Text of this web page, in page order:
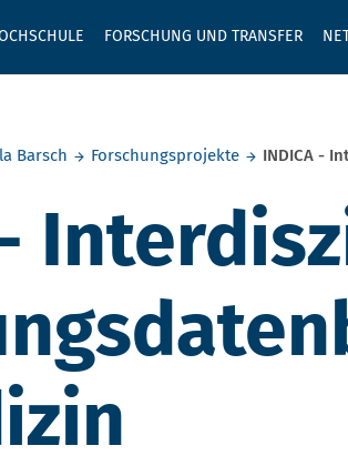
FORSCHUNG UND TRANSFER
Barsch Forschungsprojekte INDICA -
-